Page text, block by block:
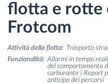
Monitoraggio dei tempi
Gestione delle forza
Download remoto del
flotta e rotte
Frotcom
Attività della flotta: Trasporto
Funzionalità: Allarmi in tempo
del comportamento
carburante | Report
anticipo dei percorsi